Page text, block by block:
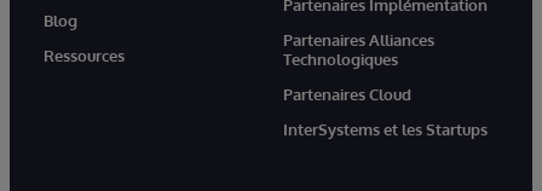
Blog
Ressources
Partenaires Implémentation
Partenaires Alliances
Technologiques
Partenaires Cloud
InterSystems et les Startups